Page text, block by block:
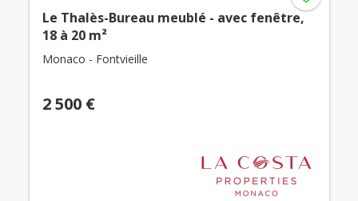
Le Thalès-Bureau meublé - avec fenêtre,
18 à 20 m²
Monaco - Fontvieille
2 500 €